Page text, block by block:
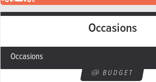
Occasions
Occasions
BUDGET